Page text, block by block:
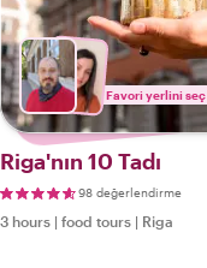
Favori yerlini seç
Riga'nın 10 Tadı
98 değerlendirme
3 hours | food tours | Riga